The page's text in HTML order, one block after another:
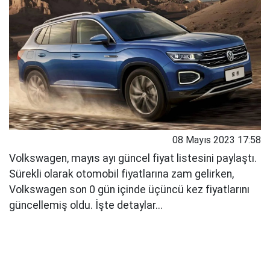
08 Mayıs 2023 17:58
Volkswagen, mayıs ayı güncel fiyat listesini paylaştı.
Sürekli olarak otomobil fiyatlarına zam gelirken,
Volkswagen son 0 gün içinde üçüncü kez fiyatlarını
güncellemiş oldu. İşte detaylar...